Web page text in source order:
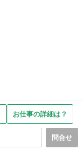
お仕事の詳細は？
問合せ